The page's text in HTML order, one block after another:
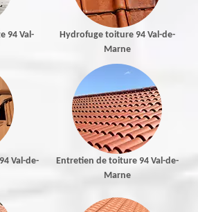
94 Val-
Hydrofuge toiture 94 Val-de-
Marne
Val-de-
Entretien de toiture 94 Val-de-
Marne